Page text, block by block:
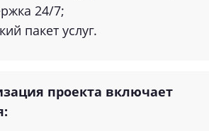
24/7;
пакет услуг.
проекта включает